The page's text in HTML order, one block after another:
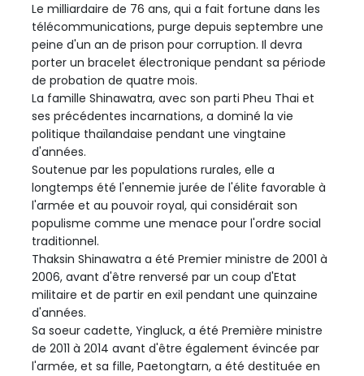
Le milliardaire de 76 ans, qui a fait fortune dans les
télécommunications, purge depuis septembre une
peine d'un an de prison pour corruption. Il devra
porter un bracelet électronique pendant sa période
de probation de quatre mois.
La famille Shinawatra, avec son parti Pheu Thai et
ses précédentes incarnations, a dominé la vie
politique thaïlandaise pendant une vingtaine
d'années.
Soutenue par les populations rurales, elle a
longtemps été l'ennemie jurée de l'élite favorable à
l'armée et au pouvoir royal, qui considérait son
populisme comme une menace pour l'ordre social
traditionnel.
Thaksin Shinawatra a été Premier ministre de 2001 à
2006, avant d'être renversé par un coup d'Etat
militaire et de partir en exil pendant une quinzaine
d'années.
Sa soeur cadette, Yingluck, a été Première ministre
de 2011 à 2014 avant d'être également évincée par
l'armée, et sa fille, Paetongtarn, a été destituée en